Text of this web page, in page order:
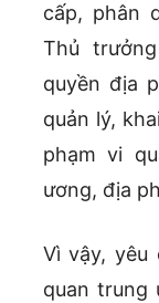
cấp, phân
Thủ
quyền địa
quản lý,
phạm vi
ương, địa
Vì vậy,
quan trung